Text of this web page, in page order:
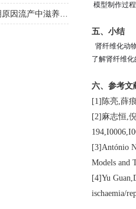
模型制作过
五、小结
肾纤维化动
了解肾纤维
六、参考文
[1]陈亮,薛
[2]麻志恒,
[3]António
Models and
[4]Yu
ischaemia/